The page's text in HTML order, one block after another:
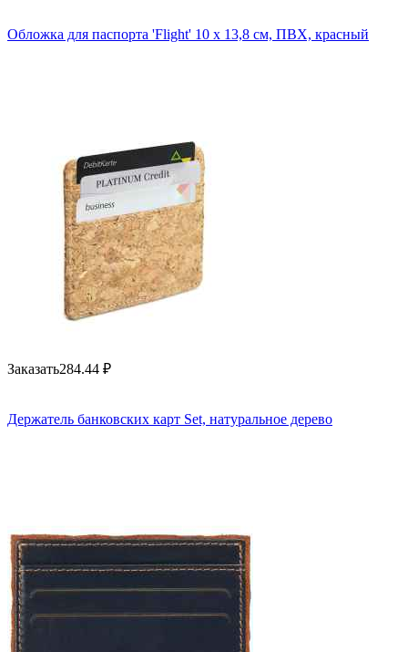
Обложка для паспорта 'Flight' 10 x 13,8 см, ПВХ, красный
Заказать284.44 ₽
Держатель банковских карт Set, натуральное дерево